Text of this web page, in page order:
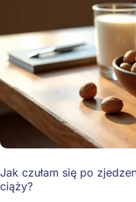
Jak czułam się po
ciąży?